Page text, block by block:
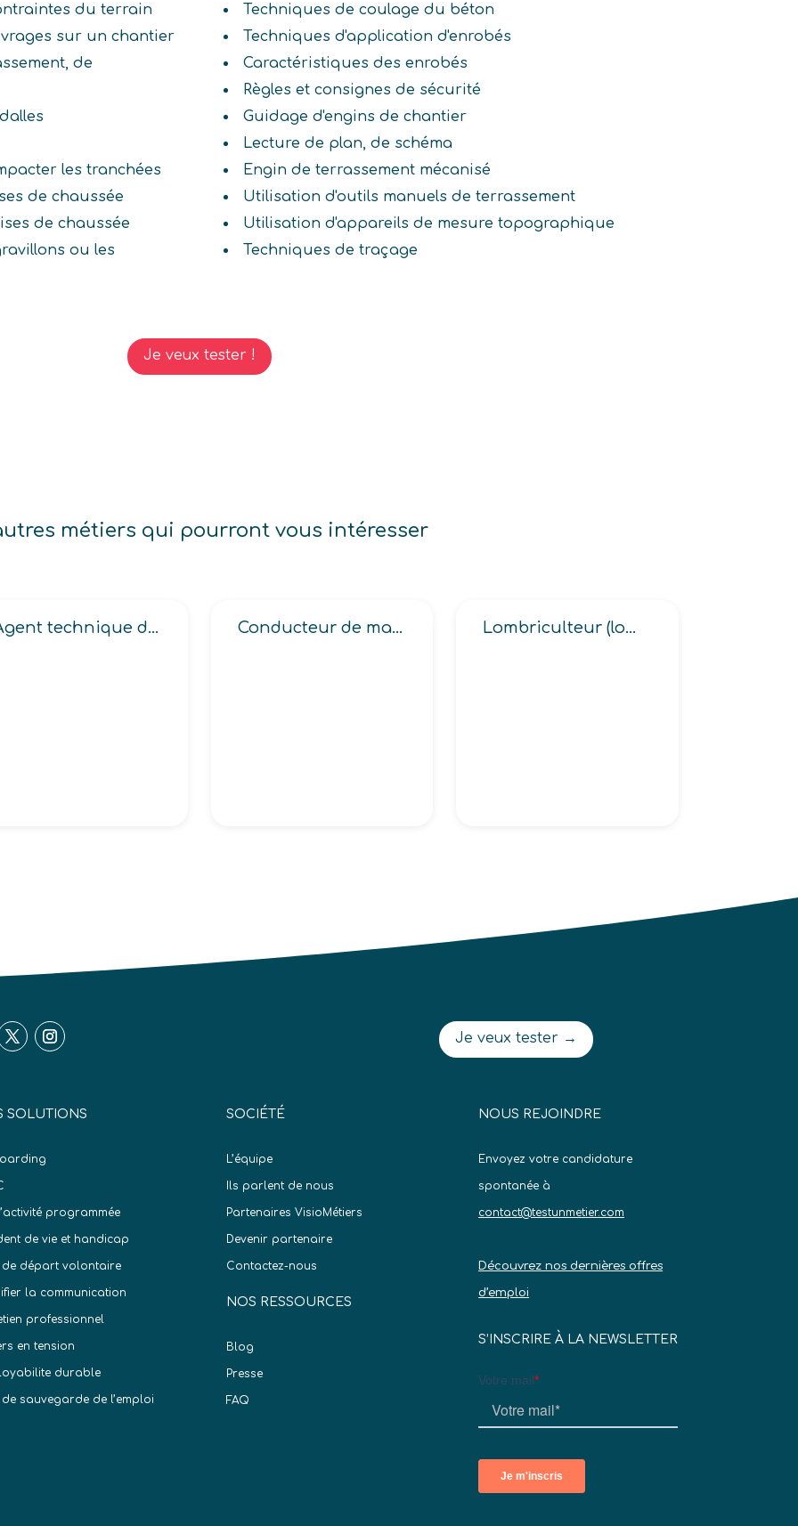
du terrain
sur un chantier
de
les tranchées
de chaussée
de chaussée
ou les
Techniques de coulage du béton
Techniques d'application d'enrobés
Caractéristiques des enrobés
Règles et consignes de sécurité
Guidage d'engins de chantier
Lecture de plan, de schéma
Engin de terrassement mécanisé
Utilisation d'outils manuels de terrassement
Utilisation d'appareils de mesure topographique
Techniques de traçage
Je veux tester !
métiers qui pourront vous intéresser
Agent technique de fabrication (d’imprimerie, en industrie graphique, deviseur en industrie graphique) Conducteur de machines à papier ou carton Lombriculteur (lombrics)
Je veux tester →
SOLUTIONS
programmée
de vie et handicap
de départ volontaire
la communication
professionnel
en tension
durable
sauvegarde de l’emploi
SOCIÉTÉ
L’équipe
Ils parlent de nous
Partenaires VisioMétiers
Devenir partenaire
Contactez-nous
NOS RESSOURCES
Blog
Presse
FAQ
NOUS REJOINDRE
Envoyez votre candidature
spontanée à
contact@testunmetier.com
Découvrez nos dernières offres
d’emploi
S’INSCRIRE À LA NEWSLETTER